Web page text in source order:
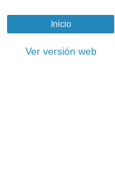
Inicio
Ver versión web